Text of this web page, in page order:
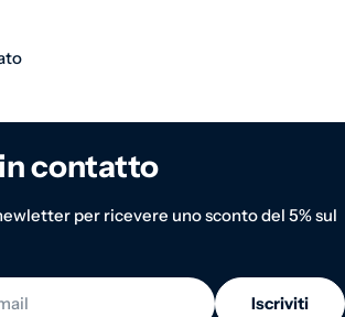
contatto
per ricevere uno sconto del 5% sul
Iscriviti